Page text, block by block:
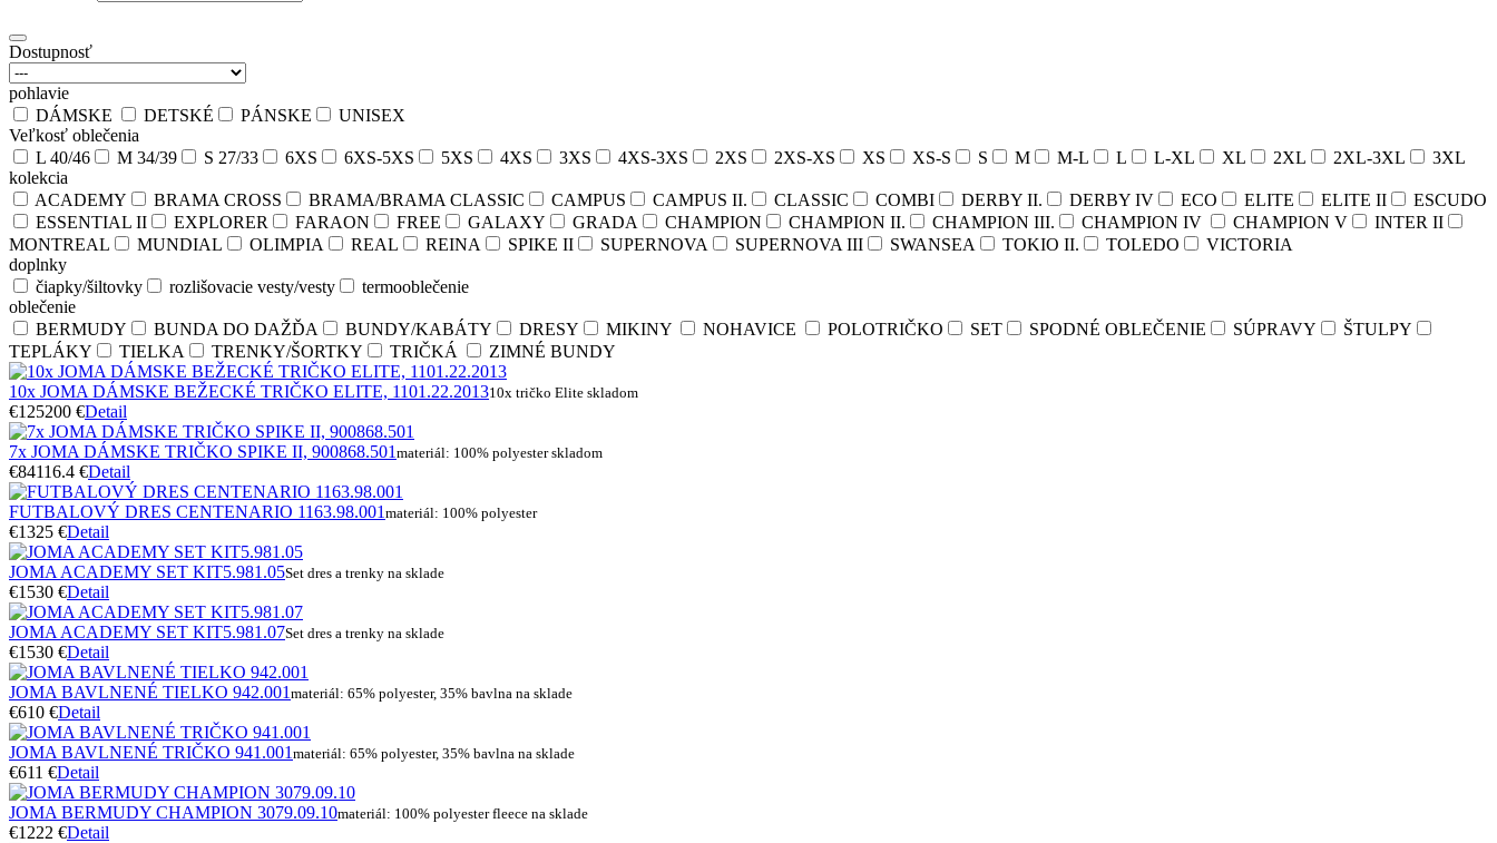
Dostupnosť
pohlavie
DÁMSKE
DETSKÉ PÁNSKE
UNISEX
Veľkosť oblečenia
L 40/46
M 34/39 S 27/33 6XS 6XS-5XS 5XS 4XS 3XS 4XS-3XS 2XS 2XS-XS XS XS-S S M M-L L L-XL XL 2XL 2XL-3XL
3XL
kolekcia
ACADEMY
BRAMA CROSS BRAMA/BRAMA CLASSIC CAMPUS CAMPUS II. CLASSIC COMBI DERBY II. DERBY IV ECO ELITE ELITE II
ESCUDO
ESSENTIAL II
EXPLORER FARAON FREE GALAXY GRADA CHAMPION CHAMPION II. CHAMPION III. CHAMPION IV CHAMPION V
INTER II
MONTREAL
MUNDIAL OLIMPIA REAL REINA SPIKE II SUPERNOVA SUPERNOVA III SWANSEA TOKIO II. TOLEDO
VICTORIA
doplnky
čiapky/šiltovky
rozlišovacie vesty/vesty
termooblečenie
oblečenie
BERMUDY
BUNDA DO DAŽĎA BUNDY/KABÁTY DRESY MIKINY NOHAVICE POLOTRIČKO SET SPODNÉ OBLEČENIE SÚPRAVY
ŠTULPY
TEPLÁKY
TIELKA TRENKY/ŠORTKY TRIČKÁ ZIMNÉ BUNDY
10x JOMA DÁMSKE BEŽECKÉ TRIČKO ELITE, 1101.22.201310x tričko Elite skladom
€125200 €Detail
7x JOMA DÁMSKE TRIČKO SPIKE II, 900868.501 materiál: 100% polyester skladom
€84116.4 €Detail
FUTBALOVÝ DRES CENTENARIO 1163.98.001 materiál: 100% polyester
€1325 €Detail
JOMA ACADEMY SET KIT5.981.05Set dres a trenky na sklade
€1530 €Detail
JOMA ACADEMY SET KIT5.981.07Set dres a trenky na sklade
€1530 €Detail
JOMA BAVLNENÉ TIELKO 942.001 materiál: 65% polyester, 35% bavlna na sklade
€610 €Detail
JOMA BAVLNENÉ TRIČKO 941.001 materiál: 65% polyester, 35% bavlna na sklade
€611 €Detail
JOMA BERMUDY CHAMPION 3079.09.10materiál: 100% polyester fleece na sklade
€1222 €Detail